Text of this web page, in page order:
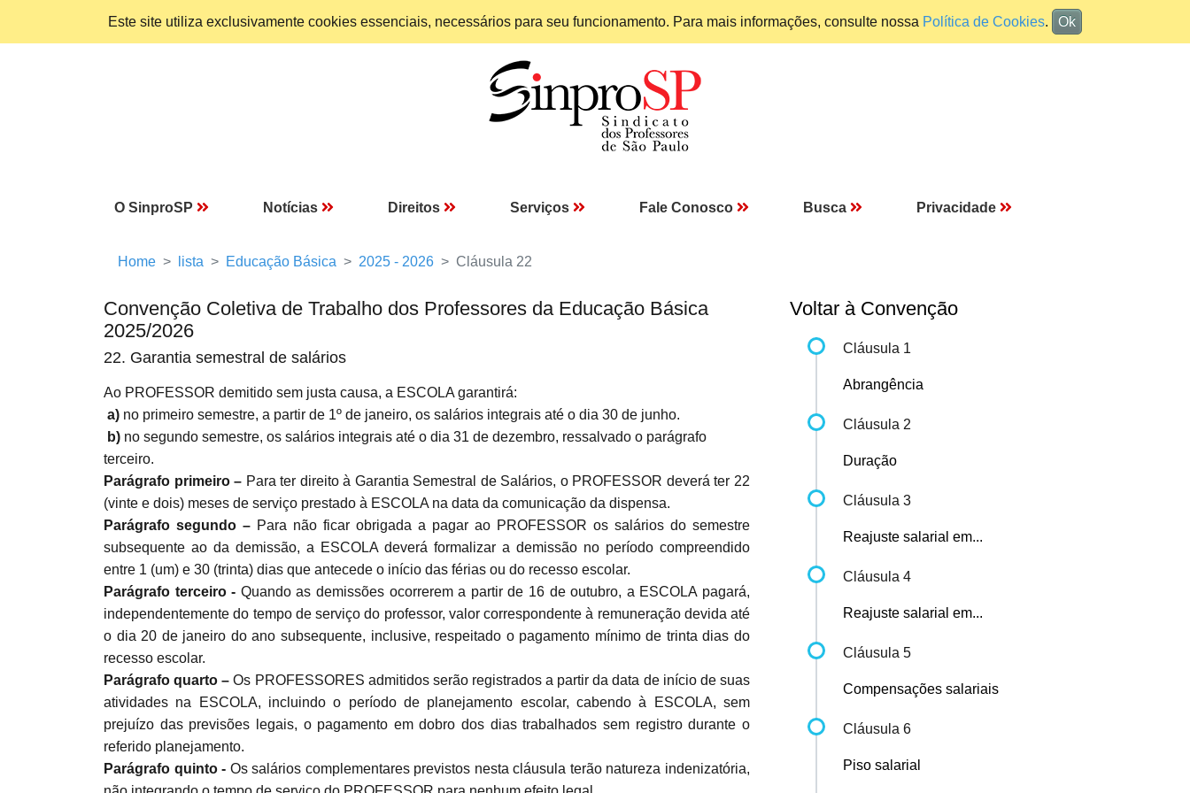
Este site utiliza exclusivamente cookies essenciais, necessários para seu funcionamento. Para mais informações, consulte nossa Política de Cookies. Ok
O SinproSP Notícias Direitos Serviços Fale Conosco Busca Privacidade
Home lista Educação Básica 2025 - 2026 Cláusula 22
Convenção Coletiva de Trabalho dos Professores da Educação Básica
2025/2026
22. Garantia semestral de salários
Ao PROFESSOR demitido sem justa causa, a ESCOLA garantirá:
a) no primeiro semestre, a partir de 1º de janeiro, os salários integrais até o dia 30 de junho.
b) no segundo semestre, os salários integrais até o dia 31 de dezembro, ressalvado o parágrafo
terceiro.
Parágrafo primeiro – Para ter direito à Garantia Semestral de Salários, o PROFESSOR deverá ter 22
(vinte e dois) meses de serviço prestado à ESCOLA na data da comunicação da dispensa.
Parágrafo segundo – Para não ficar obrigada a pagar ao PROFESSOR os salários do semestre
subsequente ao da demissão, a ESCOLA deverá formalizar a demissão no período compreendido
entre 1 (um) e 30 (trinta) dias que antecede o início das férias ou do recesso escolar.
Parágrafo terceiro - Quando as demissões ocorrerem a partir de 16 de outubro, a ESCOLA pagará,
independentemente do tempo de serviço do professor, valor correspondente à remuneração devida até
o dia 20 de janeiro do ano subsequente, inclusive, respeitado o pagamento mínimo de trinta dias do
recesso escolar.
Parágrafo quarto –Os PROFESSORES admitidos serão registrados a partir da data de início de suas
atividades na ESCOLA, incluindo o período de planejamento escolar, cabendo à ESCOLA, sem
prejuízo das previsões legais, o pagamento em dobro dos dias trabalhados sem registro durante o
referido planejamento.
Parágrafo quinto - Os salários complementares previstos nesta cláusula terão natureza indenizatória,
Voltar à Convenção
Cláusula 1
Abrangência
Cláusula 2
Duração
Cláusula 3
Reajuste salarial em...
Cláusula 4
Reajuste salarial em...
Cláusula 5
Compensações salariais
Cláusula 6
Piso salarial